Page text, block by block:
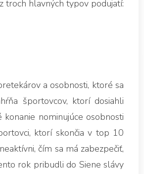
troch hlavných typov podujatí:
a osobnosti, ktoré sa
športovcov, ktorí dosiahli
nominujúce osobnosti
ktorí skončia v top 10
čím sa má zabezpečiť,
rok pribudli do Siene slávy